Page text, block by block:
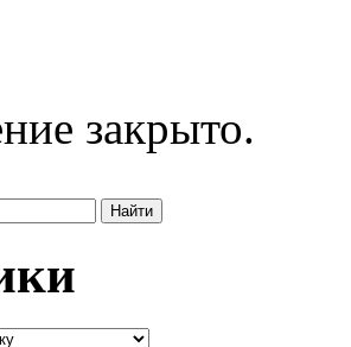
закрыто.